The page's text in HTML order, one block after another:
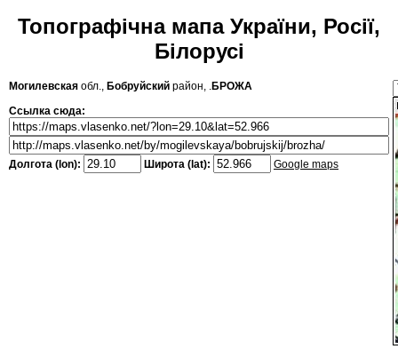
Топографічна мапа України, Росії,
Білорусі
Могилевская обл., Бобруйский район, .БРОЖА
Ссылка сюда:
Долгота (lon): Широта (lat): Google maps